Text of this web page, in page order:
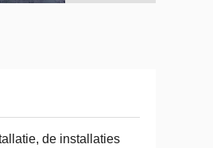
de installaties